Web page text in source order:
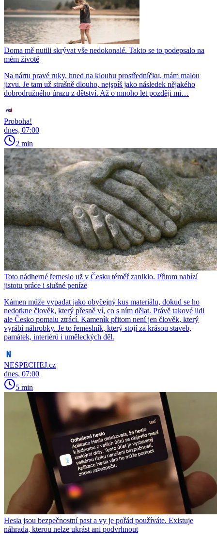
Doma mě nutili skrývat vše nedokonalé. Takto se to podepsalo na
mém životě
Na nártu pravé ruky, hned na kloubu prostředníčku, mám malou
jizvu. Je tam už strašně dlouho, nejspíš jako následek nějakého
dobrodružného úrazu z dětství. Až o mnoho let později mi…
Proboha!
dnes, 07:00
2 min
Toto nádherné řemeslo už v Česku téměř zaniklo. Přitom nabízí
jistotu práce i slušné peníze
Kámen může vypadat jako obyčejný kus materiálu, dokud se ho
nedotkne člověk, který přesně ví, co s ním dělat. Právě takové lidi
ale Česko pomalu ztrácí. Kameník přitom není jen člověk, který
vyrábí náhrobky. Je to řemeslník, který stojí za krásou staveb,
památek, interiérů i uměleckých děl.
NESPECHEJ.cz
dnes, 07:00
5 min
Hesla jsou bezpečnostní past a vy je pořád používáte. Existuje
náhrada, kterou nelze ukrást ani podvrhnout